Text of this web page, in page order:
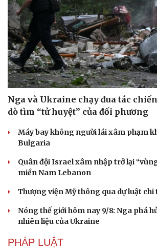
Nga và Ukraine chạy đua tác
dò tìm “tử huyệt” của đối phương
Máy bay không người lái xâm phạm
Bulgaria
Quân đội Israel xâm nhập trở lại
miền Nam Lebanon
Thượng viện Mỹ thông qua dự luật
Nóng thế giới hôm nay 9/8: Nga phá
nhiên liệu của Ukraine
PHÁP LUẬT